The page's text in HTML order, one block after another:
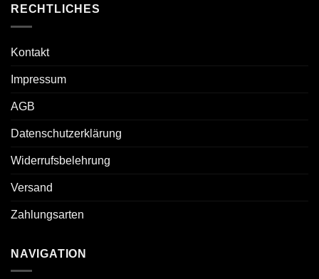
RECHTLICHES
Kontakt
Impressum
AGB
Datenschutzerklärung
Widerrufsbelehrung
Versand
Zahlungsarten
NAVIGATION